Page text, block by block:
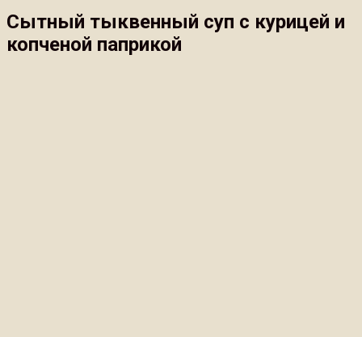
Сытный тыквенный суп с курицей и
копченой паприкой